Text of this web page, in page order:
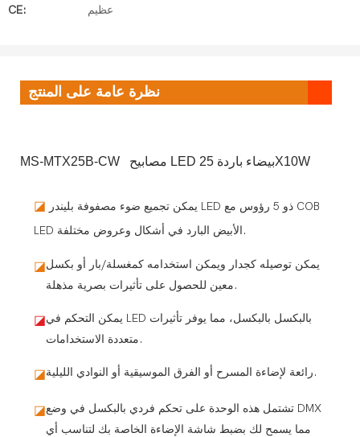
CE: عظيم
نظرة عامة على المنتج
MS-MTX25B-CW مصابيح LED بيضاء باردة 25X10W
◪ يمكن تجميع ضوء مصفوفة بليندر LED ذو 5 رؤوس مع COB
LED الأبيض البارد في أشكال وعروض مختلفة.
◪يمكن توصيله كجدار ويمكن استخدامه كمغسلة/بار أو بكسل
معين للحصول على تأثيرات بصرية مذهلة.
◪يمكن التحكم في LED بالبكسل بالبكسل، مما يوفر تأثيرات
متعددة الاستخدامات.
◪ رائعة لإضاءة المسرح أو الفرق الموسيقية أو النوادي الليلية.
◪تشتمل هذه الوحدة على تحكم فردي بالبكسل في وضع DMX
مما يسمح لك بضبط شاشة الإضاءة الخاصة بك لتناسب أي